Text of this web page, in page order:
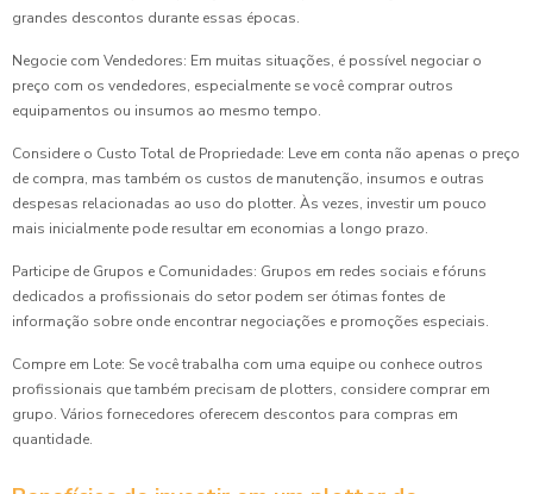
grandes descontos durante essas épocas.
Negocie com Vendedores: Em muitas situações, é possível negociar o
preço com os vendedores, especialmente se você comprar outros
equipamentos ou insumos ao mesmo tempo.
Considere o Custo Total de Propriedade: Leve em conta não apenas o preço
de compra, mas também os custos de manutenção, insumos e outras
despesas relacionadas ao uso do plotter. Às vezes, investir um pouco
mais inicialmente pode resultar em economias a longo prazo.
Participe de Grupos e Comunidades: Grupos em redes sociais e fóruns
dedicados a profissionais do setor podem ser ótimas fontes de
informação sobre onde encontrar negociações e promoções especiais.
Compre em Lote: Se você trabalha com uma equipe ou conhece outros
profissionais que também precisam de plotters, considere comprar em
grupo. Vários fornecedores oferecem descontos para compras em
quantidade.